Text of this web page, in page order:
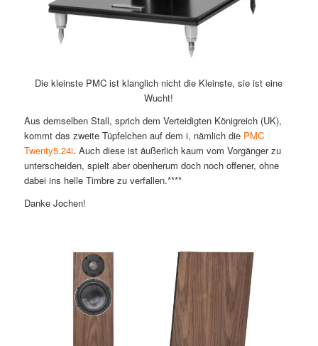
Die kleinste PMC ist klanglich nicht die Kleinste, sie ist eine
Wucht!
Aus demselben Stall, sprich dem Verteidigten Königreich (UK),
kommt das zweite Tüpfelchen auf dem i, nämlich die PMC
Twenty5.24i. Auch diese ist äußerlich kaum vom Vorgänger zu
unterscheiden, spielt aber obenherum doch noch offener, ohne
dabei ins helle Timbre zu verfallen.****
Danke Jochen!